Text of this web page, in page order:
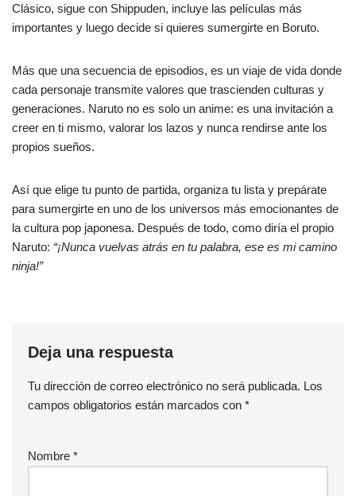
Clásico, sigue con Shippuden, incluye las películas más
importantes y luego decide si quieres sumergirte en Boruto.
Más que una secuencia de episodios, es un viaje de vida donde
cada personaje transmite valores que trascienden culturas y
generaciones. Naruto no es solo un anime: es una invitación a
creer en ti mismo, valorar los lazos y nunca rendirse ante los
propios sueños.
Así que elige tu punto de partida, organiza tu lista y prepárate
para sumergirte en uno de los universos más emocionantes de
la cultura pop japonesa. Después de todo, como diría el propio
Naruto: “¡Nunca vuelvas atrás en tu palabra, ese es mi camino
ninja!”
Deja una respuesta
Tu dirección de correo electrónico no será publicada. Los
campos obligatorios están marcados con *
Nombre *